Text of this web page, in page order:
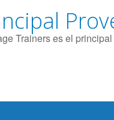
Trainers es el